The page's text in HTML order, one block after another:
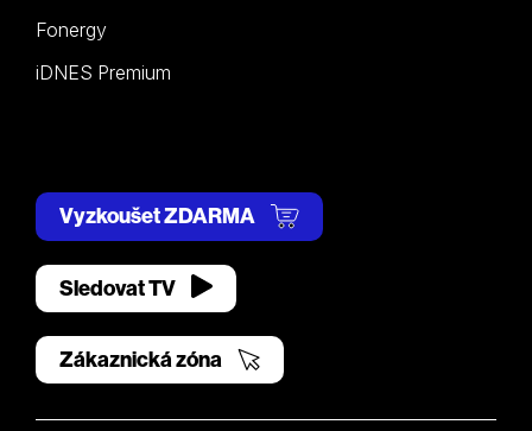
Fonergy
iDNES Premium
Vyzkoušet ZDARMA
Sledovat TV
Zákaznická zóna